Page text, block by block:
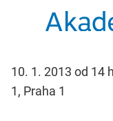
10. 1. 2013 od 14
1, Praha 1